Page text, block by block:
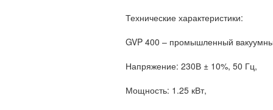
Технические характеристики:
GVP 400 – промышленный
Напряжение: 230В ± 10%, 50 Гц,
Мощность: 1.25 кВт,